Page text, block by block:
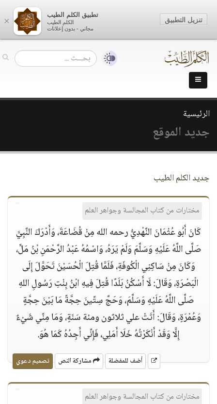
الرئيسية
جديد الموقع
جديد الكلم الطيب
مختارات من كتاب المجالسة وجواهر العلم
كَانَ أَبُو عُثْمَانَ النَّهْدِيُّ رحمه الله مِنْ قُضَاعَةَ، وَأَدْرَكَ النَّبِيَّ
صَلَّى اللَّهُ عَلَيْهِ وَسَلَّمَ وَلَمْ يَرَهُ، وَاسْمُهُ عَبْدُ الرَّحْمَنِ بْنُ مَلٍّ،
وَكَانَ مِنْ سَاكِنِي الْكُوفَةِ، فَلَمَّا قُتِلَ الْحُسَيْنَ تَحَوَّلَ إِلَى
الْبَصْرَةِ، وَقَالَ: لَا أَسْكُنُ بَلَدًا قُتِلَ فِيهِ ابْنُ بِنْتِ رَسُولِ اللهِ
صَلَّى اللَّهُ عَلَيْهِ وَسَلَّمَ، وَحَجَّ سِتِّينَ حِجَّةً مَا بَيْنَ حِجَّةٍ
وَعُمْرَةٍ، وَقَالَ: أَتَتْ علي ثلاثون ومئة سَنَةٍ، وَمَا مِنِّي شَيْءٌ
إِلَّا وَقَدْ أَنْكَرْتُهُ خَلَا أَمَلِي، فَإِنِّي أَجِدُهُ كَمَا هُوَ.
أضف للمفضلة مشاركة النص تصميم دعوي
مختارات من كتاب المجالسة وجواهر العلم
×
تطبيق الكلم الطيب
الكلم الطيب
مجاني - بدون إعلانات
تنزيل التطبيق